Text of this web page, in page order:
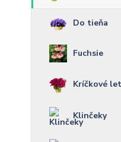
Do tieňa
Fuchsie
Kríčkové
Klinčeky